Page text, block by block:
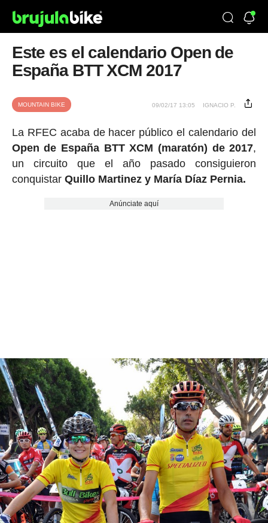
Este es el calendario Open de
España BTT XCM 2017
MOUNTAIN BIKE 09/02/17 13:05 IGNACIO P.
La RFEC acaba de hacer público el calendario del
Open de España BTT XCM (maratón) de 2017,
un circuito que el año pasado consiguieron
conquistar Quillo Martinez y María Díaz Pernia.
Anúnciate aquí